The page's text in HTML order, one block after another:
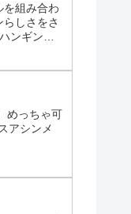
を組み合わ
しさをさ
ンギング
めっちゃ可
アシンメ